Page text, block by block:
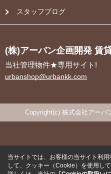
スタッフブログ
(株)アーバン企画開発 賃
当社管理物件★専用サイト!
urbanshop@urbankk.com
Copyright(c) 株式会社アーバ
当サイトでは、お客様の当サイト利
して、クッキー（Cookie）を使用して